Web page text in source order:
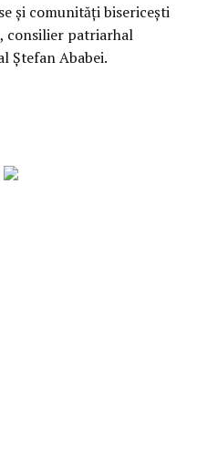
și comunități bisericești
consilier patriarhal
Ștefan Ababei.